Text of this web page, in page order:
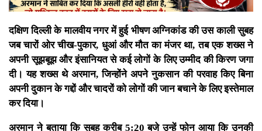
दक्षिण दिल्ली के मालवीय नगर में हुई भीषण अग्निकांड की उस काली सुबह
जब चारों ओर चीख-पुकार, धुआं और मौत का मंजर था, तब एक शख्स ने
अपनी सूझबूझ और इंसानियत से कई लोगों के लिए उम्मीद की किरण जगा
दी। यह शख्स थे अरमान, जिन्होंने अपने नुकसान की परवाह किए बिना
अपनी दुकान के गद्दों और चादरों को लोगों की जान बचाने के लिए इस्तेमाल
कर दिया।
अरमान ने बताया कि सुबह करीब 5:20 बजे उन्हें फोन आया कि उनकी